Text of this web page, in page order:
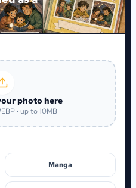
photo here
· up to 10MB
Manga